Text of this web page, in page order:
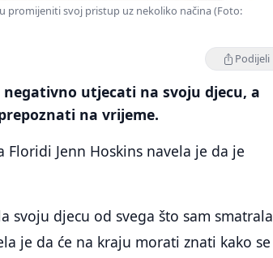
promijeniti svoj pristup uz nekoliko načina (Foto:
Podijeli
utjecati na svoju djecu, a
na vrijeme.
Jenn Hoskins navela je da je
svoju djecu od svega što sam smatrala
je da će na kraju morati znati kako se